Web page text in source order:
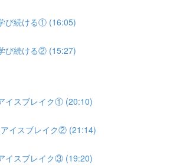
び続ける① (16:05)
び続ける② (15:27)
イスブレイク① (20:10)
イスブレイク② (21:14)
イスブレイク③ (19:20)